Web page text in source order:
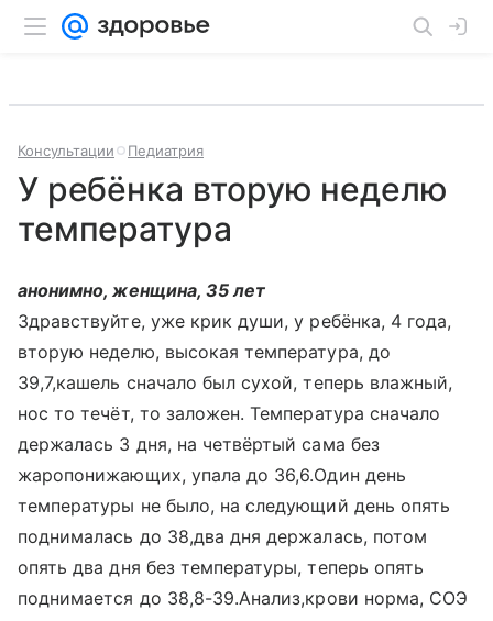
Консультации Педиатрия
У ребёнка вторую неделю
температура
анонимно, женщина, 35 лет
Здравствуйте, уже крик души, у ребёнка, 4 года,
вторую неделю, высокая температура, до
39,7,кашель сначало был сухой, теперь влажный,
нос то течёт, то заложен. Температура сначало
держалась 3 дня, на четвёртый сама без
жаропонижающих, упала до 36,6.Один день
температуры не было, на следующий день опять
поднималась до 38,два дня держалась, потом
опять два дня без температуры, теперь опять
поднимается до 38,8-39.Анализ,крови норма, СОЭ